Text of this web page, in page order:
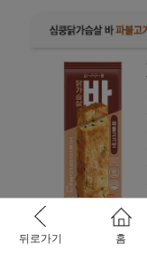
뒤로가기 홈